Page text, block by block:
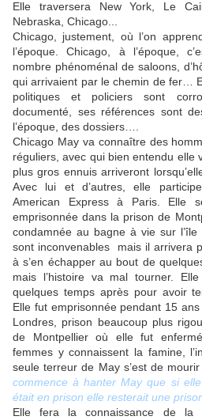
Elle traversera New York, Le
Nebraska, Chicago...
Chicago, justement, où l’on
l’époque. Chicago, à l’époque,
nombre phénoménal de saloons,
qui arrivaient par le chemin de fer…
politiques et policiers sont
documenté, ses références sont
l’époque, des dossiers….
Chicago May va connaître des
réguliers, avec qui bien entendu elle
plus gros ennuis arriveront
Avec lui et d’autres, elle
American Express à Paris. Elle
emprisonnée dans la prison de
condamnée au bagne à vie sur
sont inconvenables mais il arrivera
à s’en échapper au bout de
mais l’histoire va mal tourner.
quelques temps après pour avoir
Elle fut emprisonnée pendant 15
Londres, prison beaucoup plus
de Montpellier où elle fut
femmes y connaissent la famine,
seule terreur de May s’est de
commence à hanter May que si
était en prison elle resterait une
Elle fera la connaissance de la